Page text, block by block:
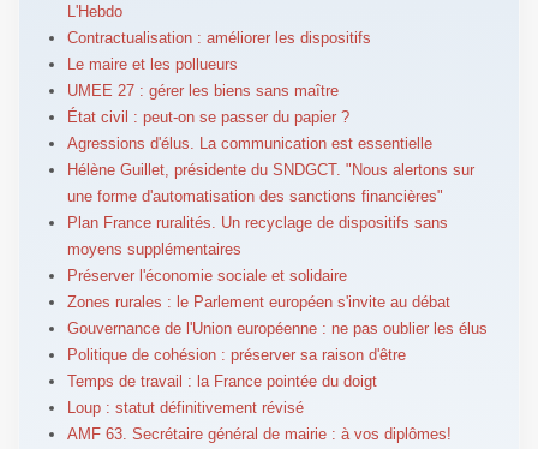
L'Hebdo
Contractualisation : améliorer les dispositifs
Le maire et les pollueurs
UMEE 27 : gérer les biens sans maître
État civil : peut-on se passer du papier ?
Agressions d'élus. La communication est essentielle
Hélène Guillet, présidente du SNDGCT. "Nous alertons sur
une forme d'automatisation des sanctions financières"
Plan France ruralités. Un recyclage de dispositifs sans
moyens supplémentaires
Préserver l'économie sociale et solidaire
Zones rurales : le Parlement européen s'invite au débat
Gouvernance de l'Union européenne : ne pas oublier les élus
Politique de cohésion : préserver sa raison d'être
Temps de travail : la France pointée du doigt
Loup : statut définitivement révisé
AMF 63. Secrétaire général de mairie : à vos diplômes!